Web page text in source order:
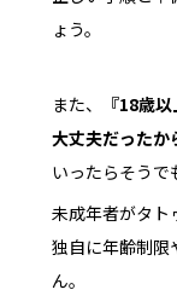
ょう。
また、
『18歳
大丈夫だったか
いったらそうで
未成年者がタト
独自に年齢制限
ん。